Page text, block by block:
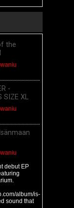
the
-
SIZE XL
debut EP
album/is-
sound that